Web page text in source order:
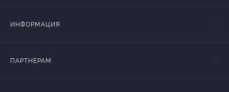
ИНФОРМАЦИЯ
ПАРТНЕРАМ